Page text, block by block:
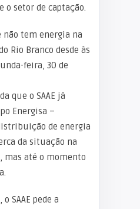
o setor de captação.
não tem energia na
Rio Branco desde às
feira, 30 de
que o SAAE já
Energisa –
de energia
da situação na
mas até o momento
SAAE pede a